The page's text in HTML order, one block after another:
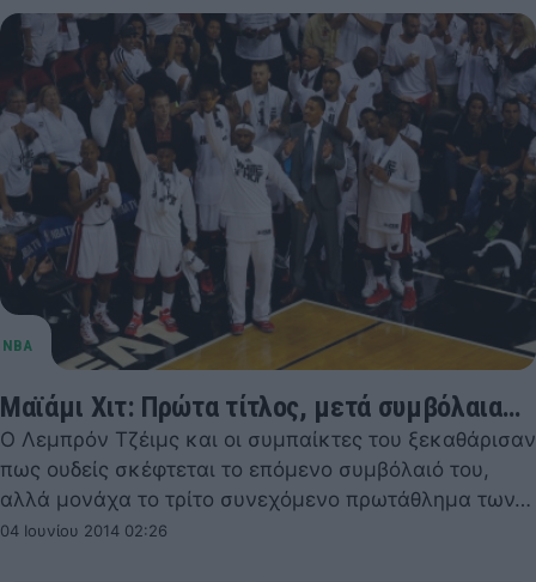
Μαϊάμι Χιτ: Πρώτα τίτλος, μετά συμβόλαια…
Ο Λεμπρόν Τζέιμς και οι συμπαίκτες του ξεκαθάρισαν
πως ουδείς σκέφτεται το επόμενο συμβόλαιό του,
αλλά μονάχα το τρίτο συνεχόμενο πρωτάθλημα των…
04 Ιουνίου 2014 02:26